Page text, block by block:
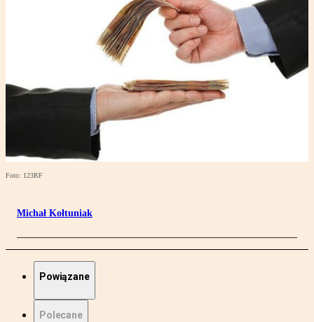
Foto: 123RF
Michał Kołtuniak
Powiązane
Polecane